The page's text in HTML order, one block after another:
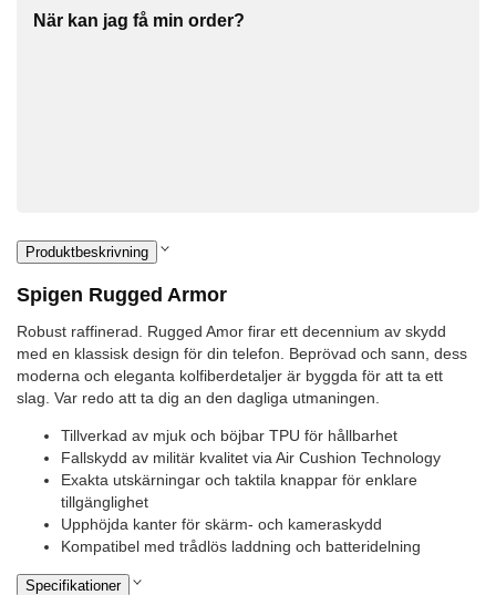
När kan jag få min order?
Produktbeskrivning
Spigen Rugged Armor
Robust raffinerad. Rugged Amor firar ett decennium av skydd
med en klassisk design för din telefon. Beprövad och sann, dess
moderna och eleganta kolfiberdetaljer är byggda för att ta ett
slag. Var redo att ta dig an den dagliga utmaningen.
Tillverkad av mjuk och böjbar TPU för hållbarhet
Fallskydd av militär kvalitet via Air Cushion Technology
Exakta utskärningar och taktila knappar för enklare
tillgänglighet
Upphöjda kanter för skärm- och kameraskydd
Kompatibel med trådlös laddning och batteridelning
Specifikationer